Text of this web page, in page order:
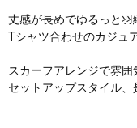
丈感が長めでゆるっと羽
Tシャツ合わせのカジュ
スカーフアレンジで雰囲
セットアップスタイル、